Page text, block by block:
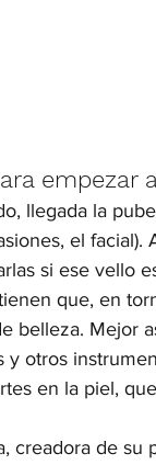
empezar
llegada la
el
si ese vello
que, en
belleza. Mejor
y otros
en la piel,
creadora de